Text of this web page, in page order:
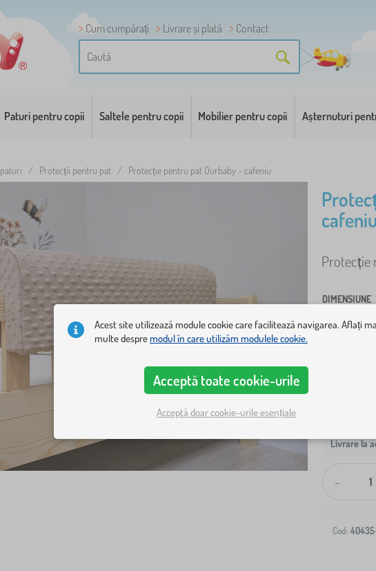
Cum cumpărați Livrare și plată
Contact
Paturi pentru copii Saltele pentru copii Mobilier pentru copii Așternuturi
/ Protecții pentru pat / Protecție pentru pat Ourbaby - cafeniu
cafeniu
Protecție
DIMENSIUNE
50 cm
Livrare la
-
Cod:
Acest site utilizează module cookie care facilitează navigarea. Aflați
multe despremodul în care utilizăm modulele cookie.
Acceptă toate cookie-urile
Acceptă doar cookie-urile esențiale